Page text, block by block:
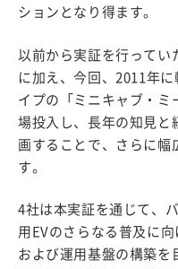
ションとなり得ます。
以前から実証を行って
に加え、今回、2011年
イプの「ミニキャブ・ミ
場投入し、長年の知見と
画することで、さらに幅
す。
4社は本実証を通じて、
用EVのさらなる普及に
および運用基盤の構築を